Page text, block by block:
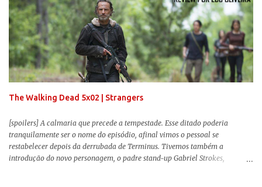
(The Office). Aqui os “monstros” com audições aguçadas eram seres da
Terra que estavam presos por séculos em uma caverna recém descoberta,
libertando-os pelo mundo. O espectador acompanha uma família que tem
uma pequena vantagem em relação às outras pessoas. Adivinhem? Sabem
viver em silêncio pelo fato da filha mais velha ser surda. Para aqueles que
amam filmes com temática apocalíptica, a produção pode até funcionar
como entretenimento mediano. Todo o cenário de fuga, pânico col...
The Walking Dead 5x02 | Strangers
[spoilers] A calmaria que precede a tempestade. Esse ditado poderia
tranquilamente ser o nome do episódio, afinal vimos o pessoal se
restabelecer depois da derrubada de Terminus. Tivemos também a
introdução do novo personagem, o padre stand-up Gabriel Strokes,